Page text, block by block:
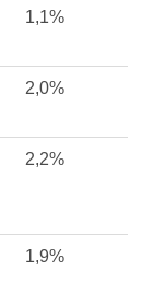
1,1%
2,0%
2,2%
1,9%